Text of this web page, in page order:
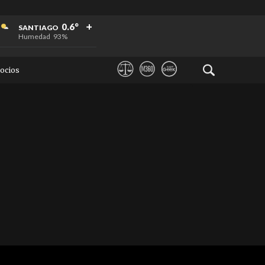
SANTIAGO 0.6°
Humedad 93%
+
+
+